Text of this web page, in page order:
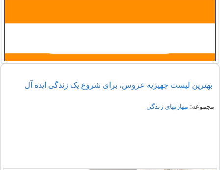
بهترین لیست جهیزیه عروس، برای شروع یک زندگی ایده آل
مجموعه: مهارتهای زندگی